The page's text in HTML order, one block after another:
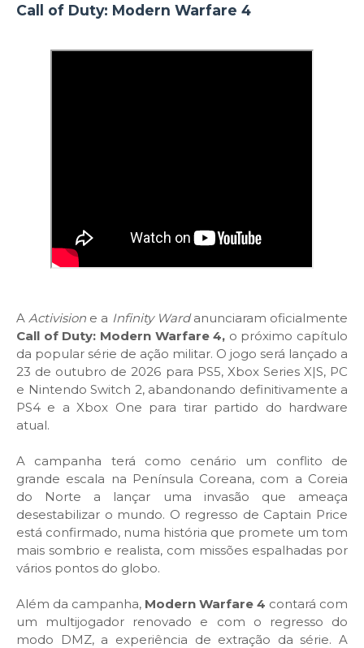
Call of Duty: Modern Warfare 4
AActivision e a Infinity Wardanunciaram oficialmente
Call of Duty: Modern Warfare 4, o próximo capítulo
da popular série de ação militar. O jogo será lançado a
23 de outubro de 2026 para PS5, Xbox Series X|S, PC
e Nintendo Switch 2, abandonando definitivamente a
PS4 e a Xbox One para tirar partido do hardware
atual.
A campanha terá como cenário um conflito de
grande escala na Península Coreana, com a Coreia
do Norte a lançar uma invasão que ameaça
desestabilizar o mundo. O regresso de Captain Price
está confirmado, numa história que promete um tom
mais sombrio e realista, com missões espalhadas por
vários pontos do globo.
Além da campanha, Modern Warfare 4 contará com
um multijogador renovado e com o regresso do
modo DMZ, a experiência de extração da série. A